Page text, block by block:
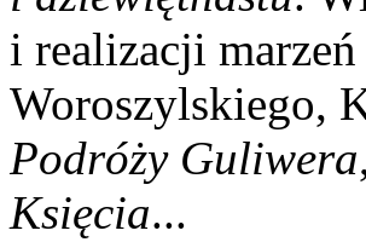
i realizacji
Woroszylskiego,
Podróży Guliwera
Księcia...